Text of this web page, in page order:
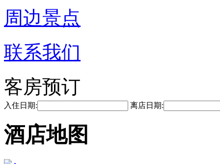
周边景点
联系我们
客房预订
入住日期: 离店日期:
酒店地图